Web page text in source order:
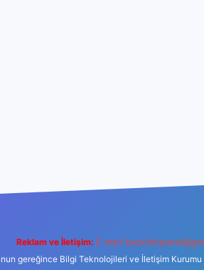
Reklam ve İletişim: E-mail:
gereğince Bilgi Teknolojileri ve İletişim